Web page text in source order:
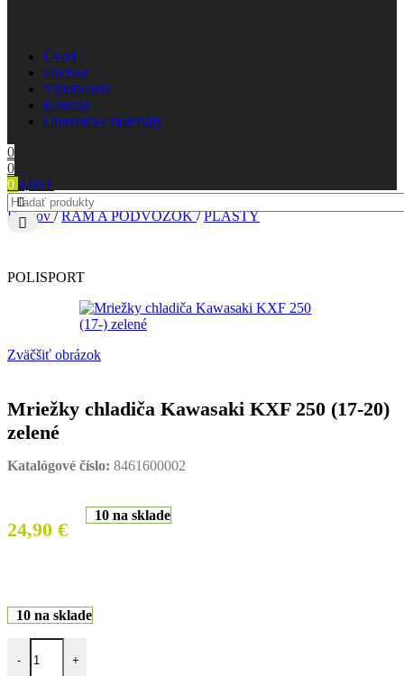
Úvod
Obchod
Výrobcovia
Kontakt
Obuvnícke materiály
0
0
0 0,00 €
Domov/ RÁM A PODVOZOK/ PLASTY
POLISPORT
Zväčšiť obrázok
Mriežky chladiča Kawasaki KXF 250 (17-20)
zelené
Katalógové číslo: 8461600002
24,90 €
10 na sklade
10 na sklade
- +